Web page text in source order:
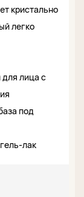
кристально
легко
лица с
под
лак